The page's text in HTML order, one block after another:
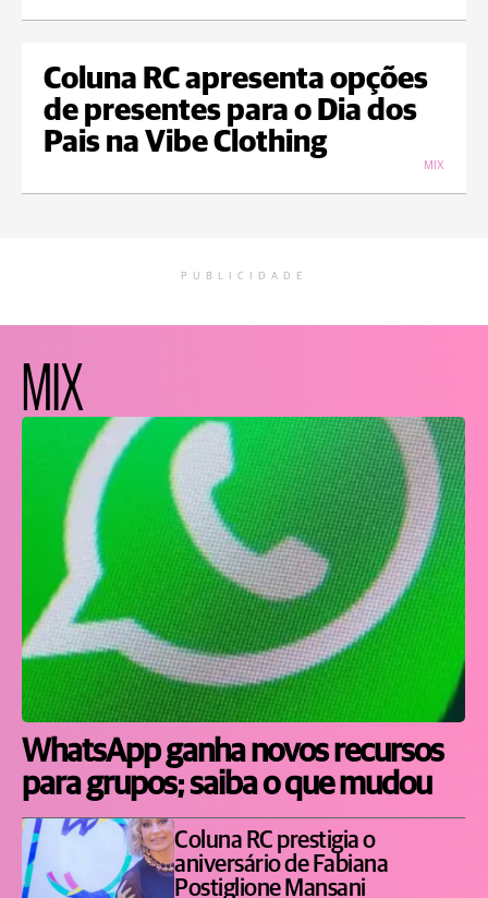
Coluna RC apresenta opções
de presentes para o Dia dos
Pais na Vibe Clothing
MIX
PUBLICIDADE
MIX
WhatsApp ganha novos recursos
para grupos; saiba o que mudou
Coluna RC prestigia o
aniversário de Fabiana
Postiglione Mansani